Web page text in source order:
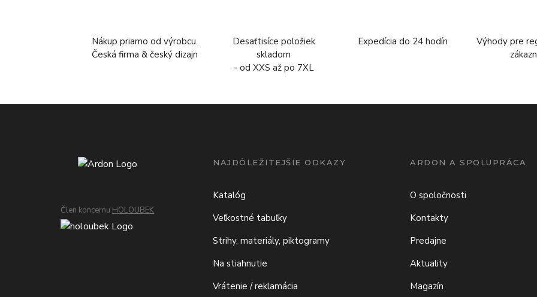
Nákup priamo od výrobcu.
Česká firma & český dizajn
Desaťtisíce položiek
skladom
- od XXS až po 7XL
Expedícia do 24 hodín
Výhody pre
Člen koncernu HOLOUBEK
NAJDÔLEŽITEJŠIE ODKAZY
Katalóg
Veľkostné tabuľky
Strihy, materiály, piktogramy
Na stiahnutie
Vrátenie / reklamácia
ARDON A SPOLUPRÁCA
O spoločnosti
Kontakty
Predajne
Aktuality
Magazín